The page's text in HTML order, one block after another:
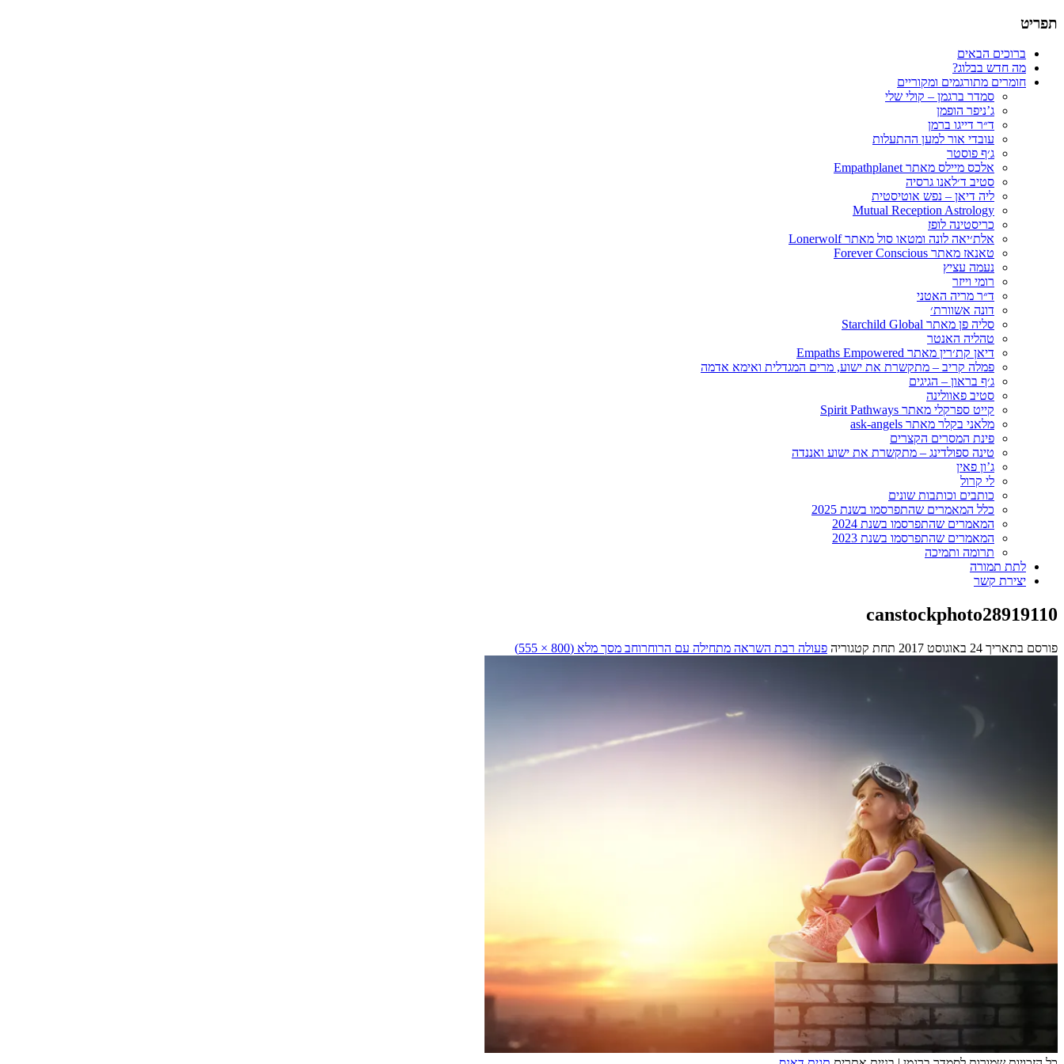
הבלוג של סמדר ברגמן
תפריט
דילוג
לתוכן
ברוכים הבאים
מה חדש בבלוג?
חומרים מתורגמים ומקוריים
סמדר ברגמן – קולי שלי
ג’ניפר הופמן
ד״ר דייגו ברמן
עובדי אור למען ההתעלות
ג׳ף פוסטר
אלכס מיילס מאתר Empathplanet
סטיב ד׳לאנו גרסיה
ליה דיאן – נפש אוטיסטית
Mutual Reception Astrology
כריסטינה לופז
אלת׳יאה לונה ומטאו סול מאתר Lonerwolf
טאנאז מאתר Forever Conscious
נעמה עציץ
רומי וייזר
ד״ר מריה האטני
דונה אשוורת׳
סליה פן מאתר Starchild Global
טהליה האנטר
דיאן קת׳רין מאתר Empaths Empowered
פמלה קריב – מתקשרת את ישוע, מרים המגדלית ואימא אדמה
ג׳ף בראון – הגיגים
סטיב פאוולינה
קייט ספרקלי מאתר Spirit Pathways
מלאני בקלר מאתר ask-angels
פינת המסרים הקצרים
טינה ספולדינג – מתקשרת את ישוע ואננדה
ג’ון פאין
לי קרול
כותבים וכותבות שונים
כלל המאמרים שהתפרסמו בשנת 2025
המאמרים שהתפרסמו בשנת 2024
המאמרים שהתפרסמו בשנת 2023
תרומה ותמיכה
לתת תמורה
יצירת קשר
canstockphoto28919110
פורסם בתאריך 24 באוגוסט 2017 תחת קטגוריה פעולה רבת השראה מתחילה עם הרוחרוחב מסך מלא (800 × 555)